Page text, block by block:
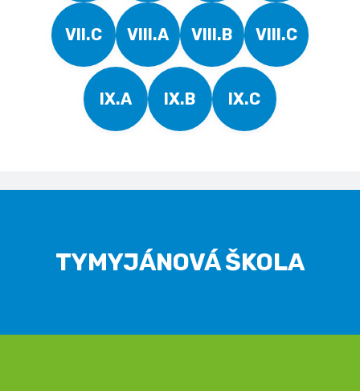
VII.C VIII.A VIII.B VIII.C
IX.A IX.B IX.C
TYMYJÁNOVÁ ŠKOLA